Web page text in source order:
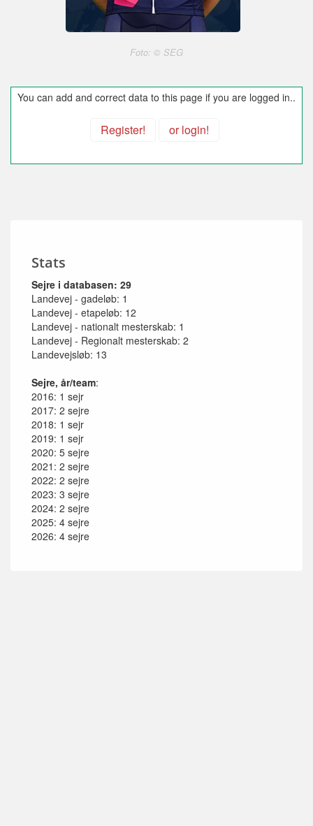
Foto: © SEG
You can add and correct data to this page if you are logged in..
Register! or login!
Stats
Sejre i databasen: 29
Landevej - gadeløb: 1
Landevej - etapeløb: 12
Landevej - nationalt mesterskab: 1
Landevej - Regionalt mesterskab: 2
Landevejsløb: 13
Sejre, år/team:
2016: 1 sejr
2017: 2 sejre
2018: 1 sejr
2019: 1 sejr
2020: 5 sejre
2021: 2 sejre
2022: 2 sejre
2023: 3 sejre
2024: 2 sejre
2025: 4 sejre
2026: 4 sejre